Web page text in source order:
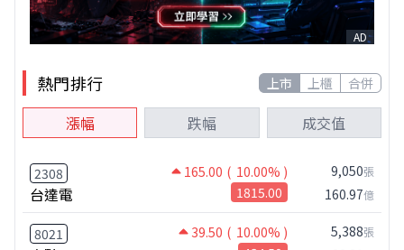
AD
熱門排行 上市 上櫃 合併
漲幅 跌幅 成交值
2308 165.00 ( 10.00% )
台達電 1815.00
9,050張
160.97億
8021 39.50 ( 10.00% ) 5,388張